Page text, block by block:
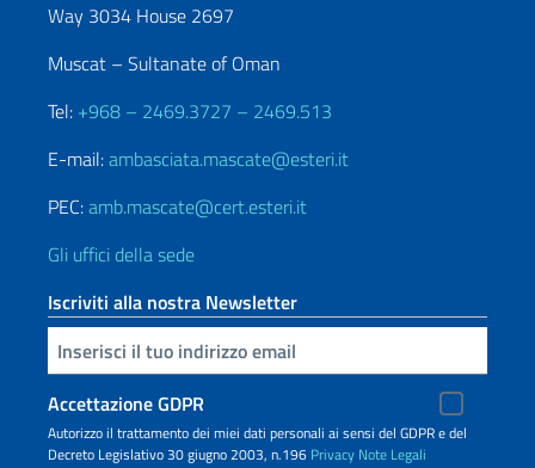
Way 3034 House 2697
Muscat – Sultanate of Oman
Tel: +968 – 2469.3727 – 2469.513
E-mail:ambasciata.mascate@esteri.it
PEC:amb.mascate@cert.esteri.it
Gli uffici della sede
Iscriviti alla nostra Newsletter
Inserisci la tua email
Accettazione GDPR
Autorizzo il trattamento dei miei dati personali ai sensi del GDPR e del
Decreto Legislativo 30 giugno 2003, n.196 Privacy Note Legali